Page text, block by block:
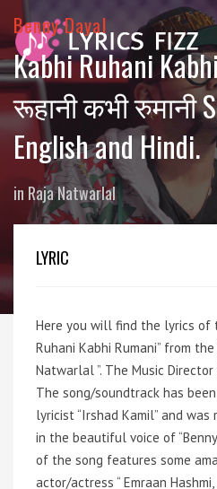
Benny Dayal
Kabhi Ruhani
रूहानी कभी रुमानी
English and Hindi.
in Raja Natwarlal
LYRIC
Here you will find the lyrics of
Ruhani Kabhi Rumani” from
Natwarlal ”. The Music Director
The song/soundtrack has
lyricist “Irshad Kamil” and was
in the beautiful voice of
of the song features some
actor/actress “ Emraan